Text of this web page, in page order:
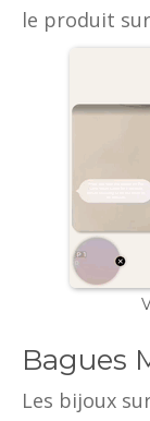
le produit
Bagues
Les bijoux